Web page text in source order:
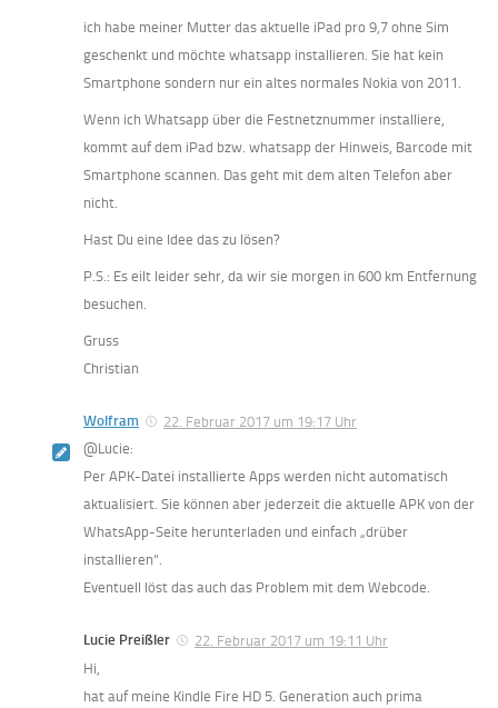
ich habe meiner Mutter das aktuelle iPad pro 9,7 ohne Sim
geschenkt und möchte whatsapp installieren. Sie hat kein
Smartphone sondern nur ein altes normales Nokia von 2011.
Wenn ich Whatsapp über die Festnetznummer installiere,
kommt auf dem iPad bzw. whatsapp der Hinweis, Barcode mit
Smartphone scannen. Das geht mit dem alten Telefon aber
nicht.
Hast Du eine Idee das zu lösen?
P.S.: Es eilt leider sehr, da wir sie morgen in 600 km Entfernung
besuchen.
Gruss
Christian
Wolfram
22. Februar 2017 um 19:17 Uhr
@Lucie:
Per APK-Datei installierte Apps werden nicht automatisch
aktualisiert. Sie können aber jederzeit die aktuelle APK von der
WhatsApp-Seite herunterladen und einfach „drüber
installieren“.
Eventuell löst das auch das Problem mit dem Webcode.
Lucie Preißler
22. Februar 2017 um 19:11 Uhr
Hi,
hat auf meine Kindle Fire HD 5. Generation auch prima